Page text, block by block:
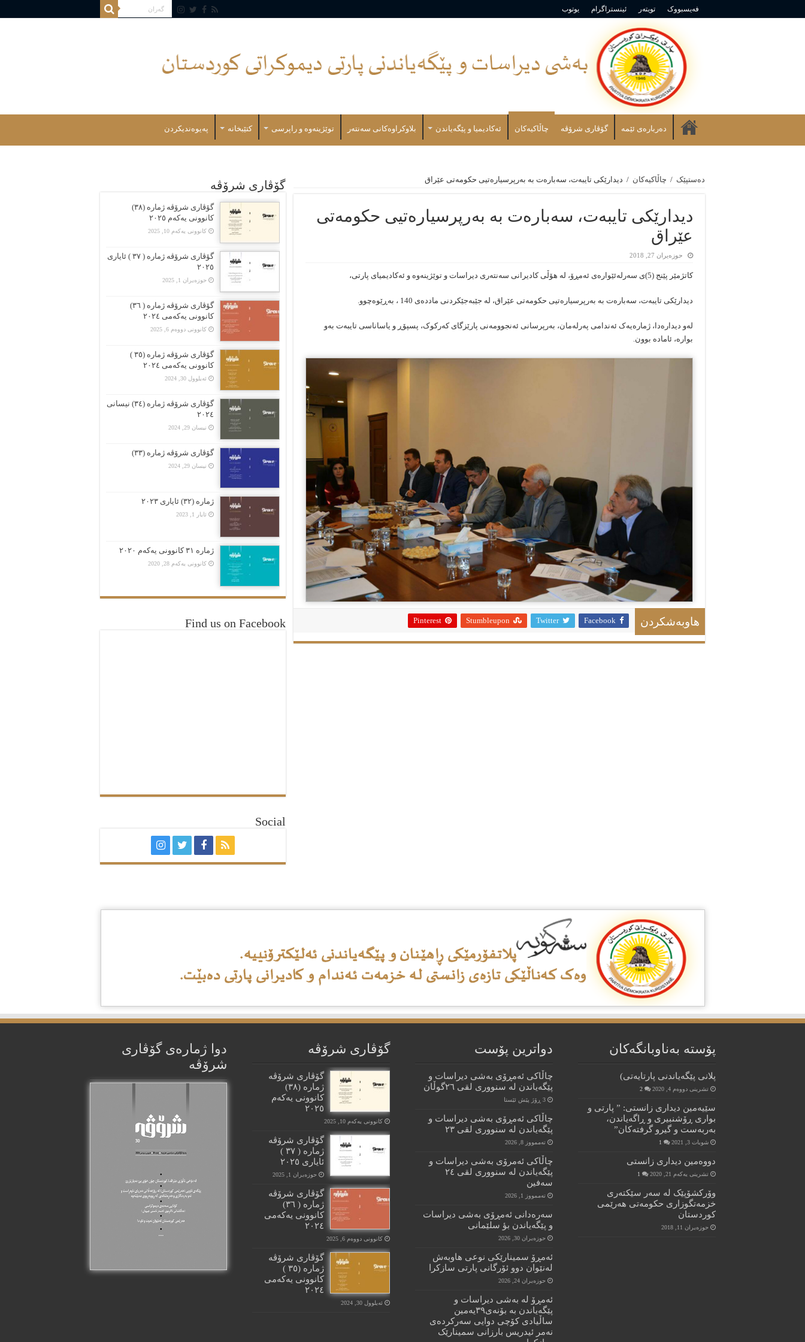
فەیسبووک تویتەر ئینستراگرام یوتوب
دەربارەی ئێمە گۆڤاری شرۆڤه چاڵاکیەکان ئەكادیمیا و پێگەیاندن بلاوكراوەكانی سەنتەر توێژینەوە و راپرسی کتێبخانە پەیوەندیکردن
دەستپێک / چاڵاکیەکان / دیدارێکی تایبەت، سەبارەت بە بەرپرسیارەتیی حکومەتی عێراق
دیدارێکی تایبەت، سەبارەت بە بەرپرسیارەتیی حکومەتی
عێراق
حوزه‌یران 27, 2018
کاتژمێر پێنج (5)ی سەرلەئێوارەی ئەمڕۆ، لە هۆڵی کادیرانی سەنتەری دیراسات و توێژینەوە و ئەکادیمیای پارتی،
دیدارێکی تایبەت، سەبارەت بە بەرپرسیارەتیی حکومەتی عێراق، لە جێبەجێکردنی ماددەی 140 ، بەڕێوەچوو.
لەو دیدارەدا، ژمارەیەک ئەندامی پەرلەمان، بەرپرسانی ئەنجوومەنی پارێزگای کەرکوک، پسپۆڕ و یاساناسی تایبەت بەو
بوارە، ئامادە بوون.
هاوبەشکردن Facebook
Twitter
Stumbleupon
Pinterest
گۆڤاری شرۆڤه
گۆڤارى شرۆڤە ژمارە (٣٨)
کانوونى یەکەم ٢٠٢٥
کانوونی یەکەم 10, 2025
گۆڤارى شرۆڤە ژمارە ( ٣٧ ) ئایارى
٢٠٢٥
حوزه‌یران 1, 2025
گۆڤارى شرۆڤە ژمارە ( ٣٦)
کانوونى یەکەمى ٢٠٢٤
کانوونی دووەم 6, 2025
گۆڤارى شرۆڤە ژمارە (٣٥ )
کانوونى یەکەمى ٢٠٢٤
ئەیلوول 30, 2024
گۆڤارى شرۆڤە ژمارە (٣٤) نیسانى
٢٠٢٤
نیسان 29, 2024
گۆڤاری شرۆڤە ژمارە (٣٣)
نیسان 29, 2024
ژمارە (٣٢) ئایاری ٢٠٢٣
ئایار 1, 2023
ژمارە ٣١ کانوونی یەکەم ٢٠٢٠
کانوونی یەکەم 28, 2020
Find us on Facebook
Social
پۆستە بەناوبانگەکان
پلانی پێگەیاندنی پارتایەتی)
تشرینی دووەم 4, 2020 2
سێیەمین دیداری زانستی: ” پارتی و
بواری ڕۆشنبیری و ڕاگەیاندن،
بەربەست و گیرو گرفتەکان”
شوبات 3, 2021 1
دووەمین دیداری زانستی
تشرینی یەکەم 21, 2020 1
وۆرکشۆپێک له سەر سێکتەری
خزمەتگوزاری حکومەتی هەرێمی
کوردستان
حوزه‌یران 11, 2018
دواترین پۆست
چاڵاکى ئەمڕۆى بەشى دیراسات و
پێگەیاندن لە سنوورى لقى ٢٦گوڵان
3 ڕۆژ پێش ئێستا
چاڵاکى ئەمڕۆى بەشى دیراسات و
پێگەیاندن لە سنوورى لقى ٢٣
تەممووز 8, 2026
چاڵاکى ئەمرۆى بەشى دیراسات و
پێگەیاندن لە سنوورى لقى ٢٤
سەفین
تەممووز 1, 2026
سەرەدانى ئەمڕۆى بەشى دیراسات
و پێگەیاندن بؤ سلێمانى
حوزه‌یران 30, 2026
ئەمڕۆ سمینارێکى نوعى هاوبەش
لەنێوان دوو ئۆرگانى پارتى سازکرا
حوزه‌یران 24, 2026
ئەمڕۆ لە بەشى دیراسات و
پێگەیاندن بە بۆنەى٣٩یەمین
ساڵیادى کۆچى دوایی سەرکردەى
نەمر ئیدریس بارزانى سمینارێک
گۆڤاری شرۆڤه
گۆڤارى شرۆڤە
ژمارە (٣٨)
کانوونى یەکەم
٢٠٢٥
کانوونی یەکەم 10, 2025
گۆڤارى شرۆڤە
ژمارە ( ٣٧ )
ئایارى ٢٠٢٥
حوزه‌یران 1, 2025
گۆڤارى شرۆڤە
ژمارە ( ٣٦)
کانوونى یەکەمى
٢٠٢٤
کانوونی دووەم 6, 2025
گۆڤارى شرۆڤە
ژمارە (٣٥ )
کانوونى یەکەمى
٢٠٢٤
ئەیلوول 30, 2024
دوا ژمارەی گۆڤاری
شرۆڤه